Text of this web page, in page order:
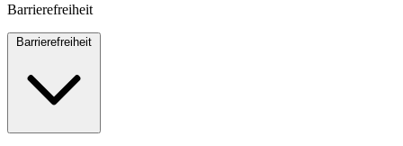
Barrierefreiheit
Barrierefreiheit